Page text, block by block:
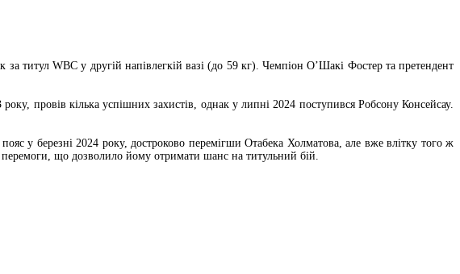
титул WBC у другій напівлегкій вазі (до 59 кг). Чемпіон О’Шакі Фостер та претендент
провів кілька успішних захистів, однак у липні 2024 поступився Робсону Консейсау.
у березні 2024 року, достроково перемігши Отабека Холматова, але вже влітку того ж
що дозволило йому отримати шанс на титульний бій.